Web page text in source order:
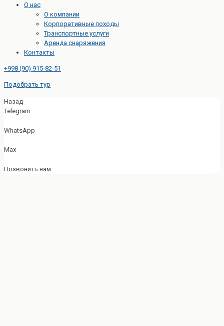
О нас
О компании
Корпоративные походы
Транспортные услуги
Аренда снаряжения
Контакты
+998 (90) 915-82-51
Подобрать тур
Назад
Telegram
WhatsApp
Max
Позвонить нам